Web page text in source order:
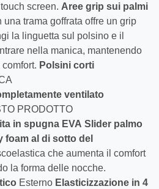
screen. Aree grip sui palmi
trama goffrata offre un grip
la linguetta sul polsino e il
nella manica, mantenendo
Polsini corti
ventilato
PRODOTTO
in spugna EVA Slider palmo
foam al di sotto del
che aumenta il comfort
la forma delle nocche.
Esterno Elasticizzazione in 4